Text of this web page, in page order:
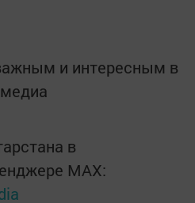
и интересным в
в
MАХ: